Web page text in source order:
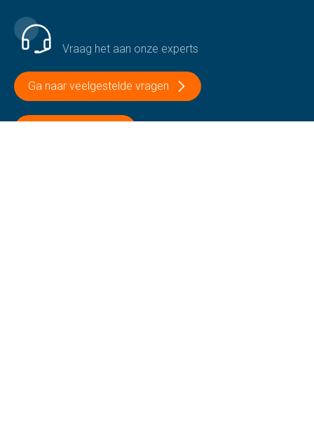
Vraag het aan onze experts
Ga naar veelgestelde vragen